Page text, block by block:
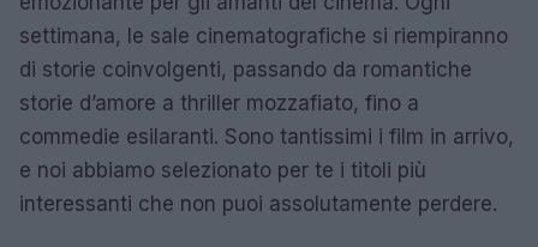
settimana, le sale cinematografiche si riempiranno
di storie coinvolgenti, passando da romantiche
storie d’amore a thriller mozzafiato, fino a
commedie esilaranti. Sono tantissimi i film in arrivo,
e noi abbiamo selezionato per te i titoli più
interessanti che non puoi assolutamente perdere.